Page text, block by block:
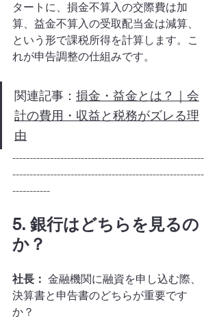
タートに、損金不算入の交際費は加
算、益金不算入の受取配当金は減算、
という形で課税所得を計算します。こ
れが申告調整の仕組みです。
関連記事： 損金・益金とは？｜会
計の費用・収益と税務がズレる理
由
--------------------------------------------------------
--------------------------------------------------------
-----------
5. 銀行はどちらを見るの
か？
社長： 金融機関に融資を申し込む際、
決算書と申告書のどちらが重要です
か？